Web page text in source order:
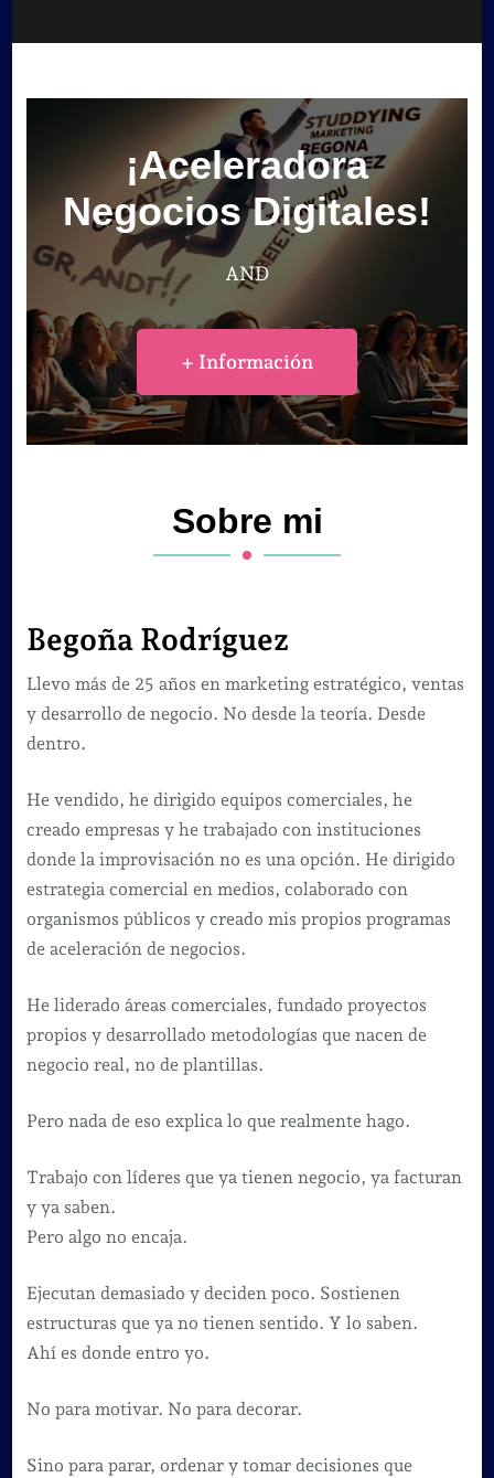
¡Aceleradora
Negocios Digitales!
AND
+ Información
Sobre mi
Begoña Rodríguez
Llevo más de 25 años en marketing estratégico, ventas
y desarrollo de negocio. No desde la teoría. Desde
dentro.
He vendido, he dirigido equipos comerciales, he
creado empresas y he trabajado con instituciones
donde la improvisación no es una opción. He dirigido
estrategia comercial en medios, colaborado con
organismos públicos y creado mis propios programas
de aceleración de negocios.
He liderado áreas comerciales, fundado proyectos
propios y desarrollado metodologías que nacen de
negocio real, no de plantillas.
Pero nada de eso explica lo que realmente hago.
Trabajo con líderes que ya tienen negocio, ya facturan
y ya saben.
Pero algo no encaja.
Ejecutan demasiado y deciden poco. Sostienen
estructuras que ya no tienen sentido. Y lo saben.
Ahí es donde entro yo.
No para motivar. No para decorar.
Sino para parar, ordenar y tomar decisiones que